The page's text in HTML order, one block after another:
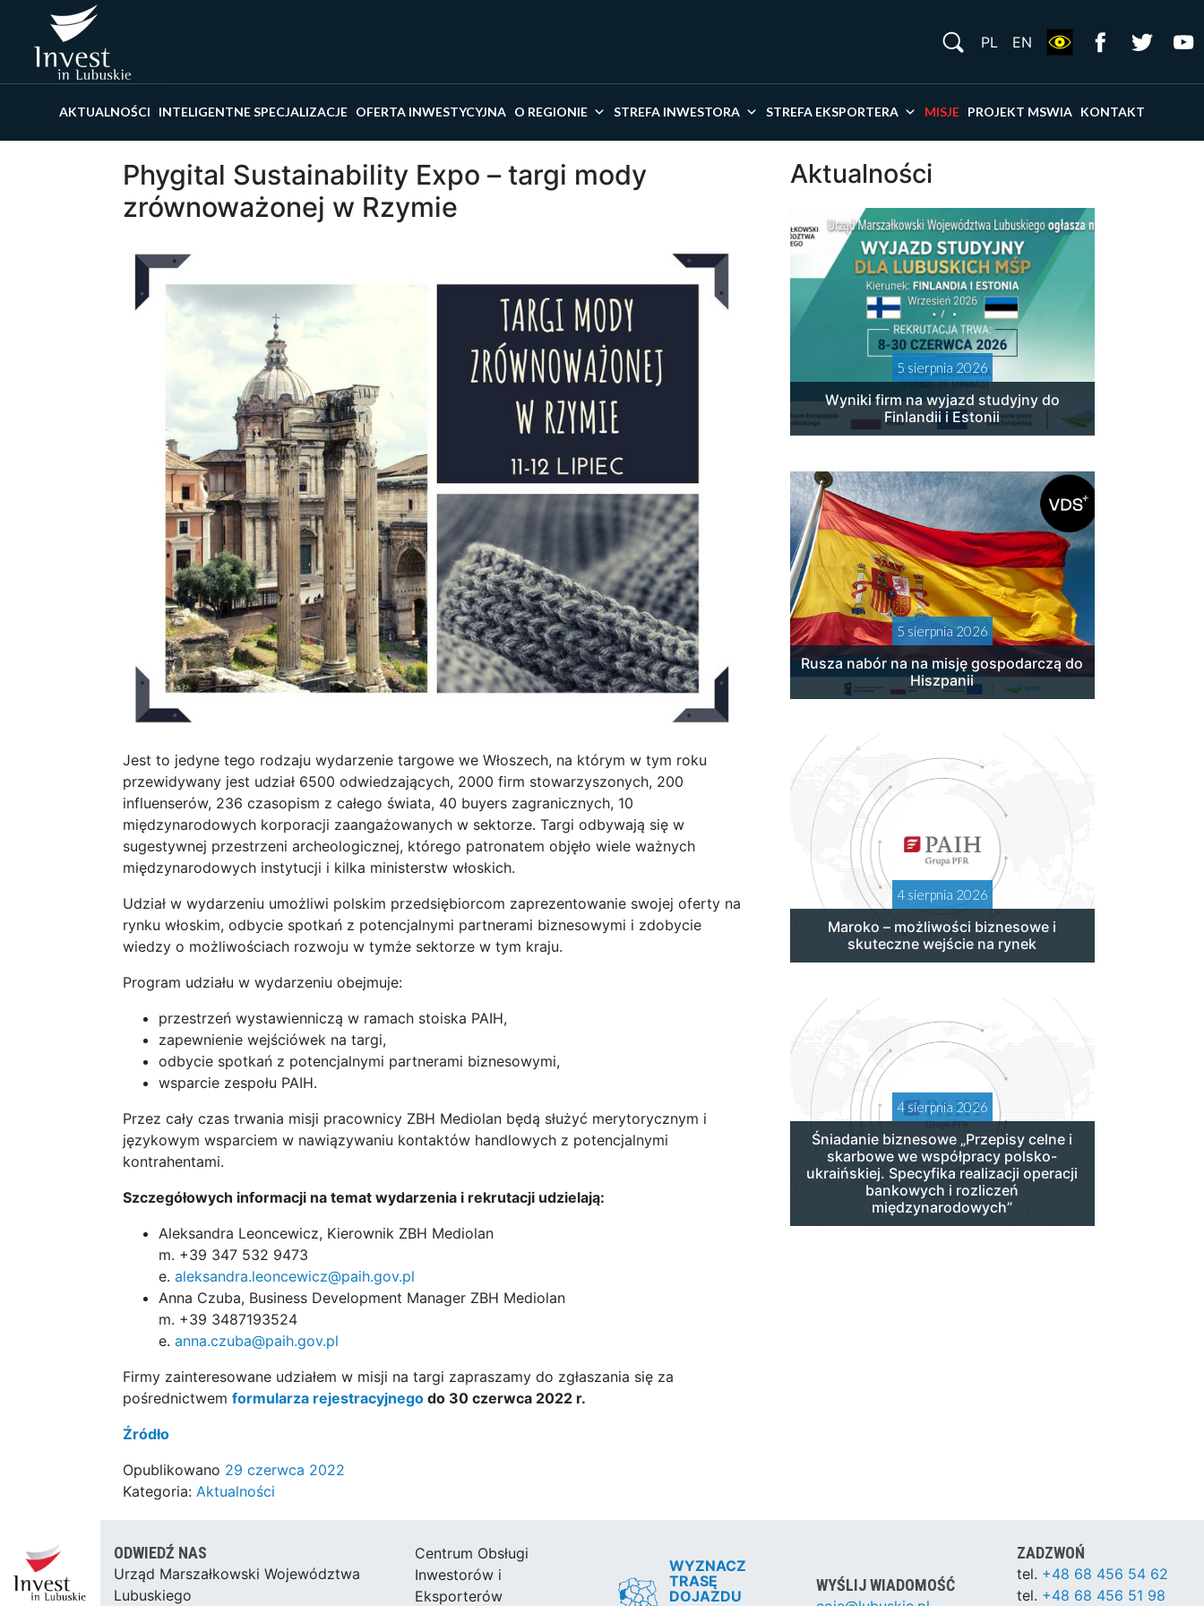
AKTUALNOŚCI INTELIGENTNE SPECJALIZACJE OFERTA INWESTYCYJNA O REGIONIE STREFA INWESTORA STREFA EKSPORTERA MISJE PROJEKT MSWIA KONTAKT
PL EN
Phygital Sustainability Expo – targi mody
zrównoważonej w Rzymie
Jest to jedyne tego rodzaju wydarzenie targowe we Włoszech, na którym w tym roku
przewidywany jest udział 6500 odwiedzających, 2000 firm stowarzyszonych, 200
influenserów, 236 czasopism z całego świata, 40 buyers zagranicznych, 10
międzynarodowych korporacji zaangażowanych w sektorze. Targi odbywają się w
sugestywnej przestrzeni archeologicznej, którego patronatem objęło wiele ważnych
międzynarodowych instytucji i kilka ministerstw włoskich.
Udział w wydarzeniu umożliwi polskim przedsiębiorcom zaprezentowanie swojej oferty na
rynku włoskim, odbycie spotkań z potencjalnymi partnerami biznesowymi i zdobycie
wiedzy o możliwościach rozwoju w tymże sektorze w tym kraju.
Program udziału w wydarzeniu obejmuje:
przestrzeń wystawienniczą w ramach stoiska PAIH,
zapewnienie wejściówek na targi,
odbycie spotkań z potencjalnymi partnerami biznesowymi,
wsparcie zespołu PAIH.
Przez cały czas trwania misji pracownicy ZBH Mediolan będą służyć merytorycznym i
językowym wsparciem w nawiązywaniu kontaktów handlowych z potencjalnymi
kontrahentami.
Szczegółowych informacji na temat wydarzenia i rekrutacji udzielają:
Aleksandra Leoncewicz, Kierownik ZBH Mediolan
m. +39 347 532 9473
e. aleksandra.leoncewicz@paih.gov.pl
Anna Czuba, Business Development Manager ZBH Mediolan
m. +39 3487193524
e. anna.czuba@paih.gov.pl
Firmy zainteresowane udziałem w misji na targi zapraszamy do zgłaszania się za
pośrednictwem formularza rejestracyjnego do 30 czerwca 2022 r.
Źródło
Opublikowano 29 czerwca 2022
Kategoria: Aktualności
Aktualności
5 sierpnia 2026
Wyniki firm na wyjazd studyjny do
Finlandii i Estonii
5 sierpnia 2026
Rusza nabór na na misję gospodarczą do
Hiszpanii
4 sierpnia 2026
Maroko – możliwości biznesowe i
skuteczne wejście na rynek
4 sierpnia 2026
Śniadanie biznesowe „Przepisy celne i
skarbowe we współpracy polsko-
ukraińskiej. Specyfika realizacji operacji
bankowych i rozliczeń
międzynarodowych”
ODWIEDŹ NAS
Urząd Marszałkowski Województwa
Lubuskiego
Centrum Obsługi
Inwestorów i
Eksporterów
WYZNACZ
TRASĘ
DOJAZDU
WYŚLIJ WIADOMOŚĆ
ZADZWOŃ
tel. +48 68 456 54 62
tel. +48 68 456 51 98